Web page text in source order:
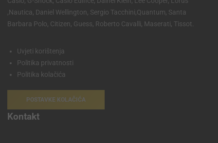
,Nautica, Daniel Wellington, Sergio Tacchini,Quantum, Santa
Barbara Polo, Citizen, Guess, Roberto Cavalli, Maserati, Tissot.
Uvjeti korištenja
Politika privatnosti
Politika kolačića
POSTAVKE KOLAČIĆA
Kontakt